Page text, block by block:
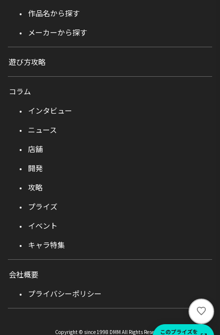
い
い
このプライズを
作品名から探す
メーカーから探す
遊び方攻略
コラム
インタビュー
ニュース
店舗
開発
攻略
プライズ
イベント
キャラ特集
会社概要
プライバシーポリシー
Copyright © since 1998 DMM All Rights Reserved.